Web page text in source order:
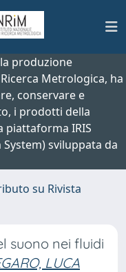
produzione
Metrologica, ha
conservare e
i prodotti della
piattaforma IRIS
sviluppata da
su Rivista
suono nei fluidi
LUCA